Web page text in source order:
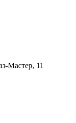
Мастер, 11